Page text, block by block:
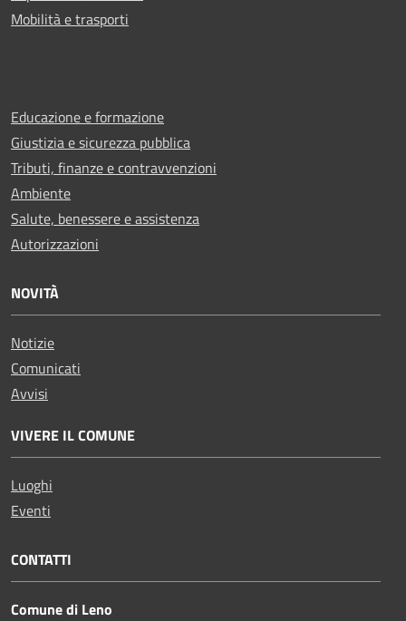
Mobilità e trasporti
Educazione e formazione
Giustizia e sicurezza pubblica
Tributi, finanze e contravvenzioni
Ambiente
Salute, benessere e assistenza
Autorizzazioni
NOVITÀ
Notizie
Comunicati
Avvisi
VIVERE IL COMUNE
Luoghi
Eventi
CONTATTI
Comune di Leno